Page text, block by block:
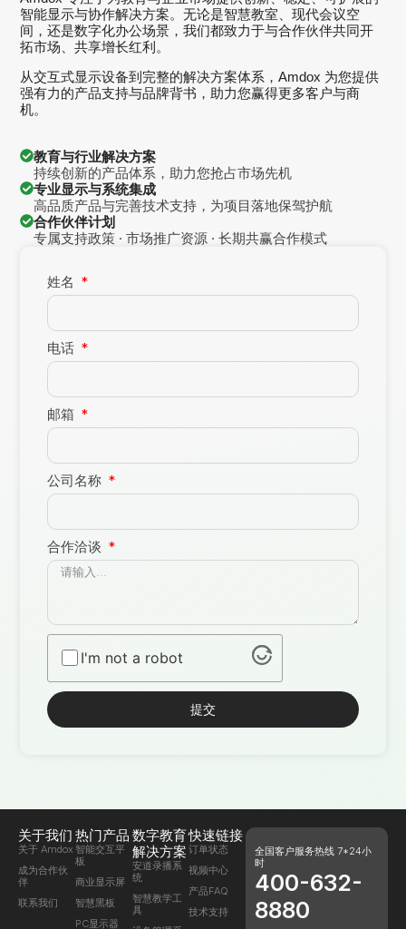
智能显示与协作解决方案。无论是智慧教室、现代会议空
间，还是数字化办公场景，我们都致力于与合作伙伴共同开
拓市场、共享增长红利。
从交互式显示设备到完整的解决方案体系，Amdox 为您提供
强有力的产品支持与品牌背书，助力您赢得更多客户与商
机。
教育与行业解决方案
持续创新的产品体系，助力您抢占市场先机
专业显示与系统集成
高品质产品与完善技术支持，为项目落地保驾护航
合作伙伴计划
专属支持政策 · 市场推广资源 · 长期共赢合作模式
姓名
电话
邮箱
公司名称
合作洽谈
I'm not a robot
提交
关于我们
关于 Amdox
成为合作伙
伴
联系我们
热门产品
智能交互平
板
商业显示屏
智慧黑板
PC显示器
数字教育
解决方案
安道录播系
统
智慧教学工
具
快速链接
订单状态
视频中心
产品FAQ
技术支持
全国客户服务热线 7*24小
时
400-632-
8880